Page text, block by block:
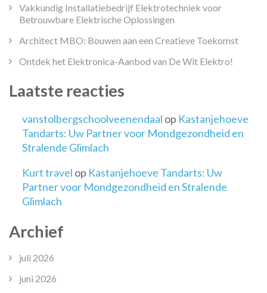
Vakkundig Installatiebedrijf Elektrotechniek voor
Betrouwbare Elektrische Oplossingen
Architect MBO: Bouwen aan een Creatieve Toekomst
Ontdek het Elektronica-Aanbod van De Wit Elektro!
Laatste reacties
vanstolbergschoolveenendaal op Kastanjehoeve
Tandarts: Uw Partner voor Mondgezondheid en
Stralende Glimlach
Kurt travel op Kastanjehoeve Tandarts: Uw
Partner voor Mondgezondheid en Stralende
Glimlach
Archief
juli 2026
juni 2026